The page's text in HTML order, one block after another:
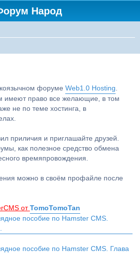
Народ
форуме Web1.0 Hosting.
имеют право все желающие, в том
не по теме хостинга, в
приличия и приглашайте друзей.
как полезное средство обмена
времяпровождения.
можно в своём профайле после
от TomoTomoTan
пособие по Hamster CMS.
пособие по Hamster CMS. Глава